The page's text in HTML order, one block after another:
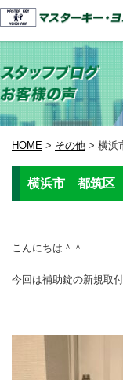
HOME > その他 > 横
横浜市 都筑区
こんにちは＾＾
今回は補助錠の新規取付